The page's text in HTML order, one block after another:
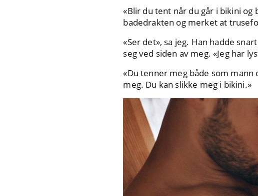
«Blir du tent når du går i bikini og
badedrakten og merket at
«Ser det», sa jeg. Han hadde
seg ved siden av meg. «Jeg har
«Du tenner meg både som mann
meg. Du kan slikke meg i bikini.»